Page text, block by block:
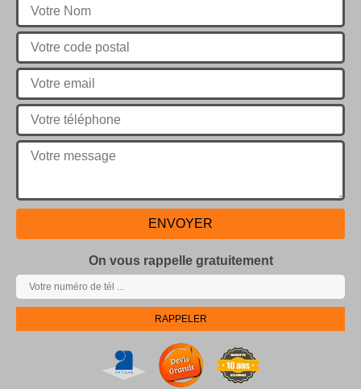
On vous rappelle gratuitement